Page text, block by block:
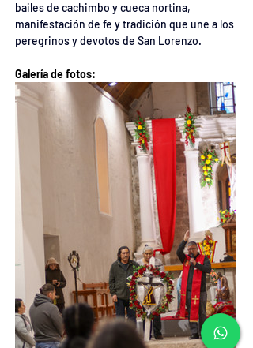
bailes de cachimbo y cueca nortina,
manifestación de fe y tradición que une a los
peregrinos y devotos de San Lorenzo.
Galería de fotos: